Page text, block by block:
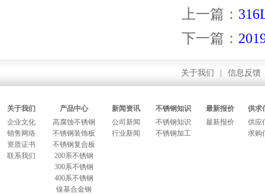
上一篇：
下一篇：
关于我们 信息反馈
关于我们 产品中心 新闻资讯 不锈钢知识 最新报价
供求
企业文化
销售网络
资质证书
联系我们
高腐蚀不锈钢
不锈钢装饰板
不锈钢复合板
200系不锈钢
300系不锈钢
400系不锈钢
镍基合金钢
公司新闻
行业新闻
不锈钢知识
不锈钢加工
最新报价
供应
求购